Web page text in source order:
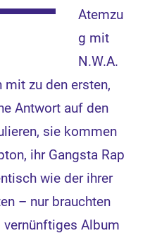
Atemzu
g mit
N.W.A.
mit zu den ersten,
Antwort auf den
sie kommen
ihr Gangsta Rap
wie der ihrer
– nur brauchten
vernünftiges Album